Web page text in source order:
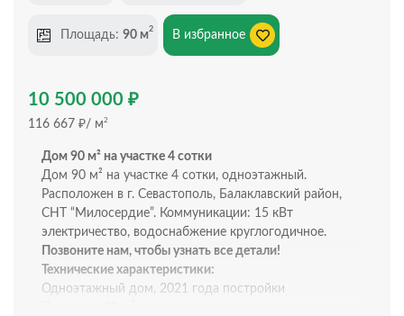
Площадь: 90 м2 В избранное
10 500 000 ₽
116 667 ₽/ м2
Дом 90 м² на участке 4 сотки
Дом 90 м² на участке 4 сотки, одноэтажный.
Расположен в г. Севастополь, Балаклавский район,
СНТ “Милосердие”. Коммуникации: 15 кВт
электричество, водоснабжение круглогодичное.
Позвоните нам, чтобы узнать все детали!
Технические характеристики:
Одноэтажный дом, 2021 года постройки